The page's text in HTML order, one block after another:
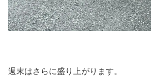
週末はさらに盛り上がります。